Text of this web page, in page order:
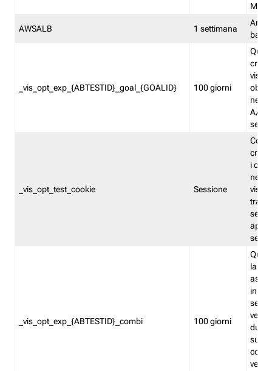
AWSALB 1 settimana
_vis_opt_exp_{ABTESTID}_goal_{GOALID} 100 giorni
nel
A/B.
_vis_opt_test_cookie Sessione
i
nel
_vis_opt_exp_{ABTESTID}_combi 100 giorni
la
in